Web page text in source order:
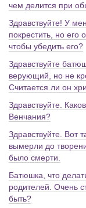
чем делится при
Здравствуйте! У
покрестить, но его
чтобы убедить его?
Здравствуйте
верующий, но не
Считается ли он
Здравствуйте.
Венчания?
Здравствуйте. Вот
вымерли до
было смерти.
Батюшка, что
родителей. Очень
быть?